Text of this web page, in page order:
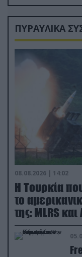
ΠΥΡΑΥΛΙΚΑ
08.08.2026 | 14:02
Η Τουρκία
το
της: MLRS